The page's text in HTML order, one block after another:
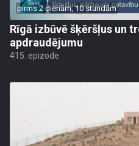
pirms 2 dienām, 10 stundām
Rīgā izbūvē šķēršļus un
apdraudējumu
415. epizode